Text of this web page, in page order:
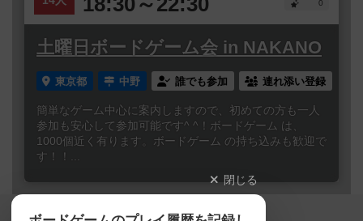
0
土曜日ボードゲーム会 in NAKANO
東京都 中野 誰でも参加 連れ添い登録
簡単なゲーム中心に案内しますので、初めての方も一人
参加も安心して参加可能です^ ^！ボードゲーム は、
1000個近く有ります。ボードゲーム の持ち込みも歓迎で
す！！...
閉じる